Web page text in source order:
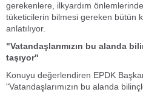
gerekenlere, ilkyardım
tüketicilerin bilmesi gereken bütün
anlatılıyor.
"Vatandaşlarımızın bu alanda
taşıyor"
Konuyu değerlendiren EPDK
"Vatandaşlarımızın bu alanda